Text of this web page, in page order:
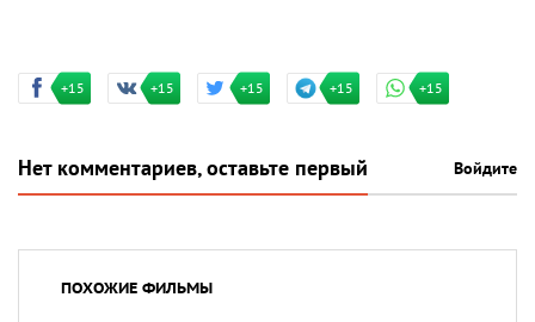
+15 +15 +15 +15 +15
Нет комментариев, оставьте первый Войдите
ПОХОЖИЕ ФИЛЬМЫ